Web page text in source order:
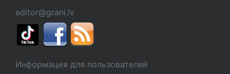
editor@grani.lv
Информация для пользователей